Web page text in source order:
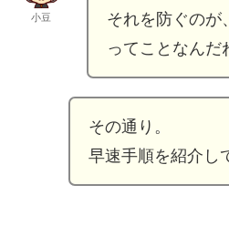
小豆
それを防ぐのが
ってことなんだ
その通り。
早速手順を紹介し